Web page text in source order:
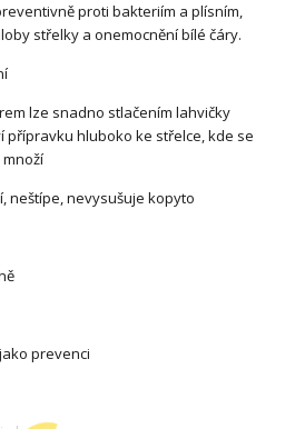
proti bakteriím a plísním,
střelky a onemocnění bílé čáry.
lze snadno stlačením lahvičky
hluboko ke střelce, kde se
neštípe, nevysušuje kopyto
prevenci